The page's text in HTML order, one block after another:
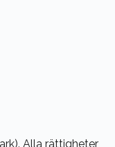
Alla rättigheter